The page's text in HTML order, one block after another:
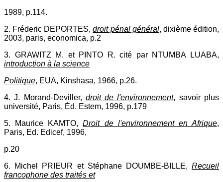
1989, p.114.
2. Fréderic DEPORTES,droit pénal général, dixième édition,
2003, paris, economica, p.2
3. GRAWITZ M. et PINTO R. cité par NTUMBA LUABA,
introduction à la science
Politique, EUA, Kinshasa, 1966, p.26.
4. J. Morand-Deviller, droit de l'environnement, savoir plus
université, Paris, Éd. Estem, 1996, p.179
5. Maurice KAMTO,Droit de l'environnement en Afrique,
Paris, Ed. Edicef, 1996,
p.20
6. Michel PRIEUR et Stéphane DOUMBE-BILLE, Recueil
francophone des traités et